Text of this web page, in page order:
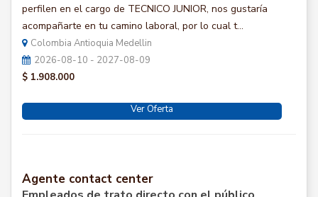
perfilen en el cargo de TECNICO JUNIOR, nos gustaría
acompañarte en tu camino laboral, por lo cual t...
Colombia Antioquia Medellin
2026-08-10 - 2027-08-09
$ 1.908.000
Ver Oferta
Agente contact center